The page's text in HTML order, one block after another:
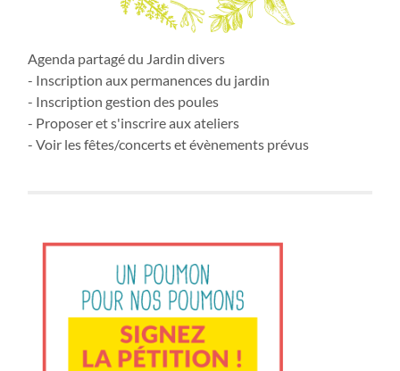
Agenda partagé du Jardin divers
- Inscription aux permanences du jardin
- Inscription gestion des poules
- Proposer et s'inscrire aux ateliers
- Voir les fêtes/concerts et évènements prévus